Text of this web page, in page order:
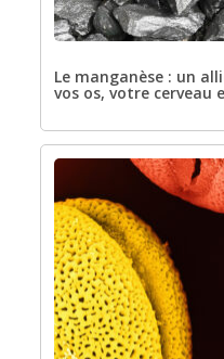
Le manganèse : un
vos os, votre cerveau